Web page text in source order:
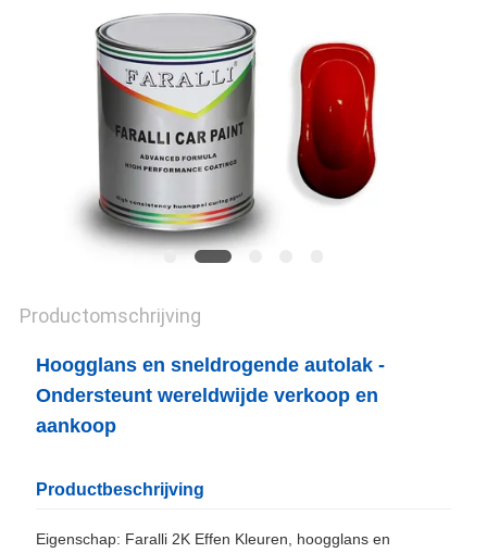
Productomschrijving
Hoogglans en sneldrogende autolak -
Ondersteunt wereldwijde verkoop en
aankoop
Productbeschrijving
Eigenschap: Faralli 2K Effen Kleuren, hoogglans en